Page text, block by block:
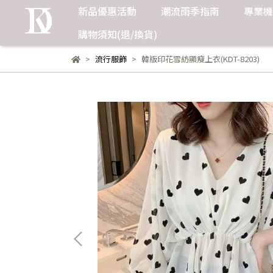
新品優惠活動 潮流雨季指南
專業
購物須知(退/換貨)
流行服飾 韓版印花雪紡顯瘦上衣(KDT-8203)